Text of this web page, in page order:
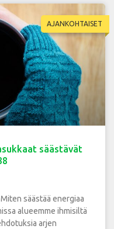
AJANKOHTAISET
säästävät
säästää energiaa
alueemme ihmisiltä
arjen